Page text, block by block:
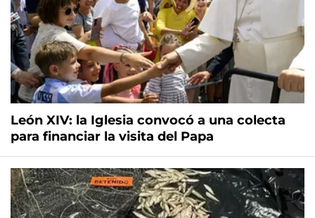
León XIV: la Iglesia convocó a una colecta
para financiar la visita del Papa